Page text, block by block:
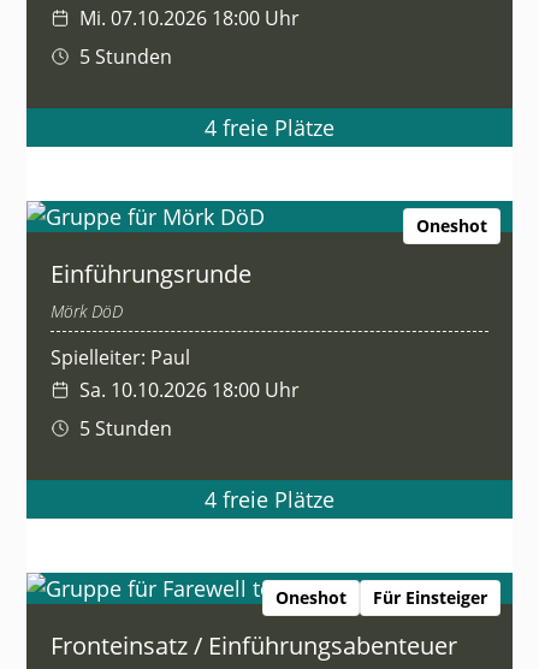
Mi. 07.10.2026 18:00 Uhr
5 Stunden
4 freie Plätze
Oneshot
Einführungsrunde
Mörk DöD
Spielleiter: Paul
Sa. 10.10.2026 18:00 Uhr
5 Stunden
4 freie Plätze
Oneshot Für Einsteiger
Fronteinsatz / Einführungsabenteuer